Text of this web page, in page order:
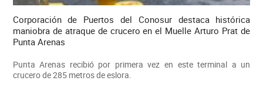
Corporación de Puertos del Conosur destaca histórica
maniobra de atraque de crucero en el Muelle Arturo Prat de
Punta Arenas
Punta Arenas recibió por primera vez en este terminal a un
crucero de 285 metros de eslora.